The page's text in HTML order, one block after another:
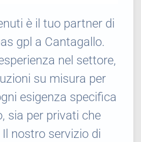
è il tuo partner di
gpl a Cantagallo.
nel settore,
su misura per
esigenza specifica
sia per privati che
nostro servizio di